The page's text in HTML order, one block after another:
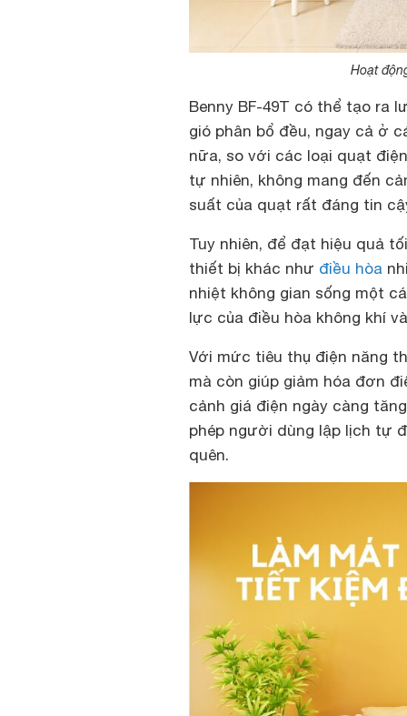
Hoạt
Benny BF-49T có thể tạo ra
gió phân bổ đều, ngay cả ở
nữa, so với các loại quạt
tự nhiên, không mang đến
suất của quạt rất đáng tin
Tuy nhiên, để đạt hiệu quả
thiết bị khác như điều hòa
nhiệt không gian sống một
lực của điều hòa không khí
Với mức tiêu thụ điện năng
mà còn giúp giảm hóa đơn
cảnh giá điện ngày càng
phép người dùng lập lịch tự
quên.